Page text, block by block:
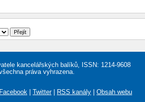
kancelářských balíků, ISSN: 1214-9608
práva vyhrazena.
Facebook Twitter| RSS kanály Obsah webu